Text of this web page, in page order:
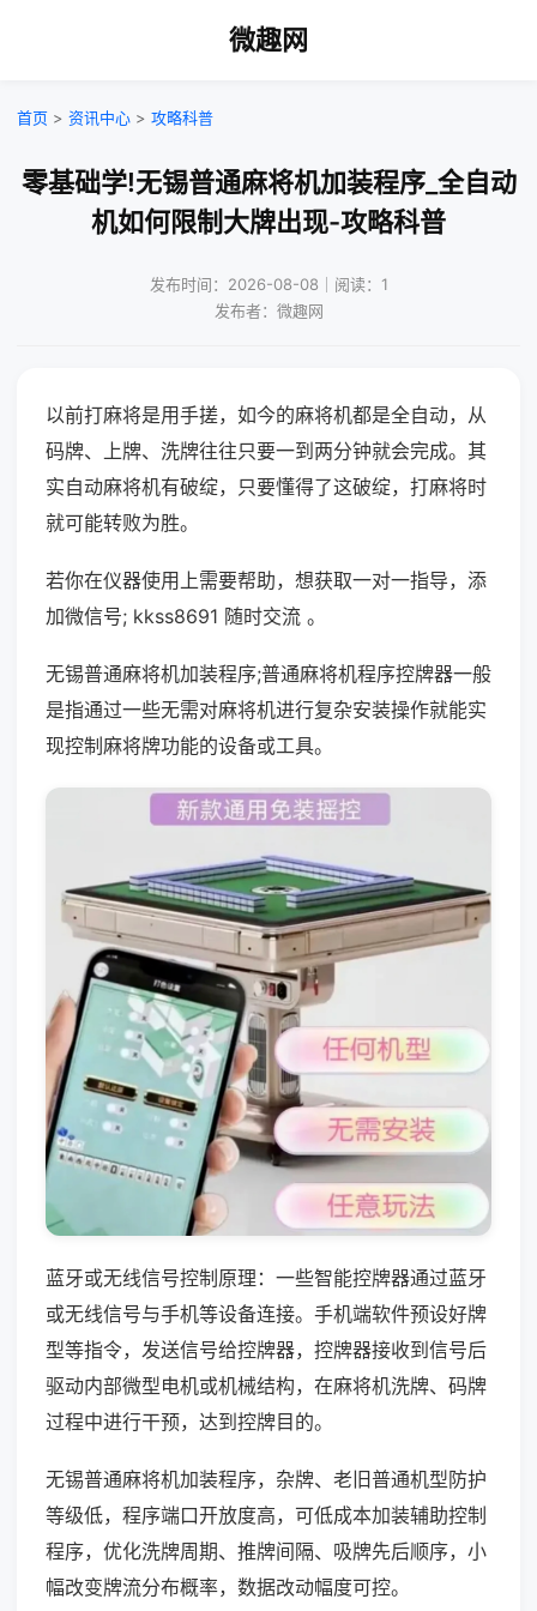
微趣网
首页 > 资讯中心 > 攻略科普
零基础学!无锡普通麻将机加装程序_全自动
机如何限制大牌出现-攻略科普
发布时间：2026-08-08｜阅读：1
发布者：微趣网
以前打麻将是用手搓，如今的麻将机都是全自动，从
码牌、上牌、洗牌往往只要一到两分钟就会完成。其
实自动麻将机有破绽，只要懂得了这破绽，打麻将时
就可能转败为胜。
若你在仪器使用上需要帮助，想获取一对一指导，添
加微信号; kkss8691 随时交流 。
无锡普通麻将机加装程序;普通麻将机程序控牌器一般
是指通过一些无需对麻将机进行复杂安装操作就能实
现控制麻将牌功能的设备或工具。
蓝牙或无线信号控制原理：一些智能控牌器通过蓝牙
或无线信号与手机等设备连接。手机端软件预设好牌
型等指令，发送信号给控牌器，控牌器接收到信号后
驱动内部微型电机或机械结构，在麻将机洗牌、码牌
过程中进行干预，达到控牌目的。
无锡普通麻将机加装程序，杂牌、老旧普通机型防护
等级低，程序端口开放度高，可低成本加装辅助控制
程序，优化洗牌周期、推牌间隔、吸牌先后顺序，小
幅改变牌流分布概率，数据改动幅度可控。